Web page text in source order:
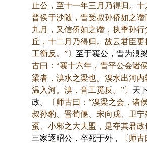
止公，至十一年三月乃得归。
晋侯于沙随，晋受叔孙侨如之
九月，又信侨如之谮，执季孙
丘，十二月乃得归。故云君臣
工衡反。”〕 至于襄公，晋为溴
古曰：“襄十六年，晋平公会诸
梁者，溴水之梁也。溴水出河
温入河。溴，音工觅反。”〕 天
政。
〔师古曰：“溴梁之会，诸
叔孙豹、晋荀偃、宋向戌、卫
虿、小邾之大夫盟，是夺其君政
三家逐昭公，卒死于外，
〔师